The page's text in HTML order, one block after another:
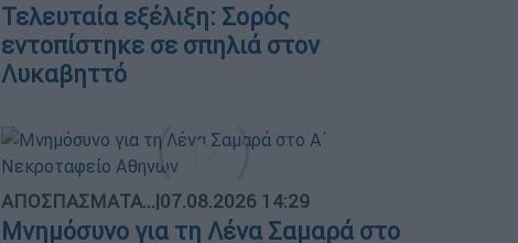
Τελευταία εξέλιξη: Σορός
εντοπίστηκε σε σπηλιά στον
Λυκαβηττό
ΑΠΟΣΠΑΣΜΑΤΑ...|07.08.2026 14:29
Μνημόσυνο για τη Λένα Σαμαρά στο